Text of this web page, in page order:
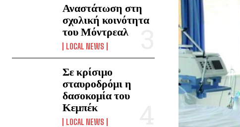
Αναστάτωση στη
σχολική κοινότητα
του Μόντρεαλ
LOCAL NEWS
Σε κρίσιμο
σταυροδρόμι η
δασοκομία του
Κεμπέκ
LOCAL NEWS